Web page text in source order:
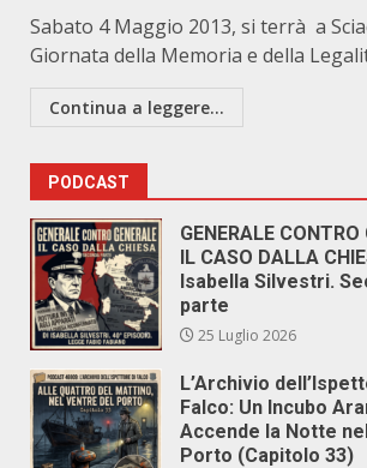
Sabato 4 Maggio 2013, si terrà a
Giornata della Memoria e della
Continua a leggere...
PODCAST
GENERALE CONTRO
IL CASO DALLA
Isabella Silvestri.
parte
25 Luglio 2026
L’Archivio
Falco: Un Incubo
Accende la Notte
Porto (Capitolo 33)